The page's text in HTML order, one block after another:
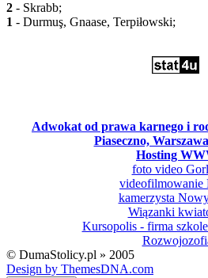
2 - Skrabb;
1 - Durmuş, Gnaase, Terpiłowski;
Adwokat od prawa karnego i
Piaseczno,
Hosting
foto video
videofilmowanie
kamerzysta
Wiązanki
Kursopolis - firma
© DumaStolicy.pl » 2005
Design by ThemesDNA.com